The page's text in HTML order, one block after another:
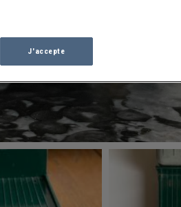
J'accepte